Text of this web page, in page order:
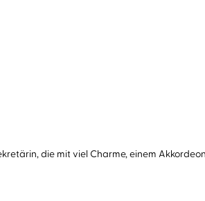
die mit viel Charme, einem